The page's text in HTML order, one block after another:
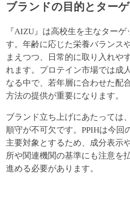
ブランドの目的とター
『AIZU』は高校生を主なター
す。年齢に応じた栄養バランス
まえつつ、日常的に取り入れや
れます。プロテイン市場では成
なる中で、若年層に合わせた配
方法の提供が重要になります。
ブランド立ち上げにあたっては
順守が不可欠です。PPIHは今回
主要対象とするため、成分表示
所や関連機関の基準にも注意を
進める必要があります。